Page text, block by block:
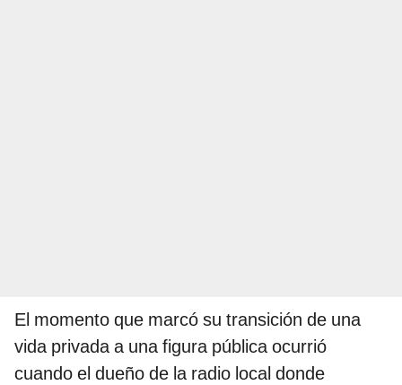
El momento que marcó su transición de una
vida privada a una figura pública ocurrió
cuando el dueño de la radio local donde